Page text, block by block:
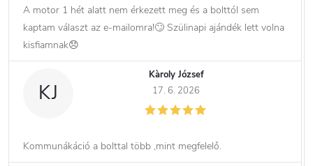
A motor 1 hét alatt nem érkezett meg és a bolttól sem
kaptam választ az e-mailomra!🙄 Szülinapi ajándék lett volna
kisfiamnak😞
KJ
Kàroly József
17. 6. 2026
Kommunákáció a bolttal több ,mint megfelelő.